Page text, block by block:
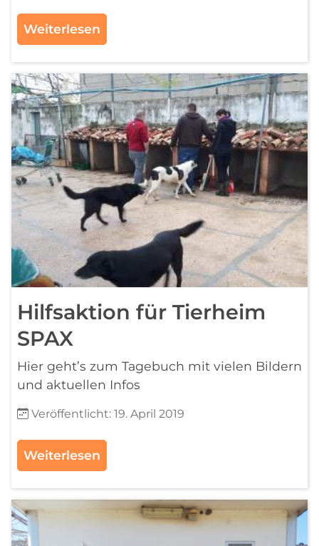
Weiterlesen
Hilfsaktion für Tierheim
SPAX
Hier geht’s zum Tagebuch mit vielen Bildern
und aktuellen Infos
Details
Veröffentlicht: 19. April 2019
Weiterlesen